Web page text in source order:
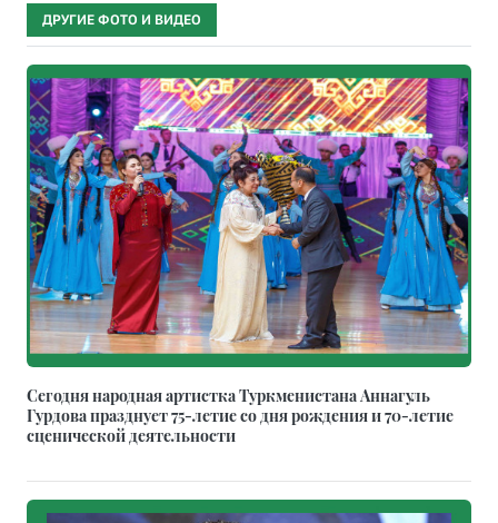
ДРУГИЕ ФОТО И ВИДЕО
Сегодня народная артистка Туркменистана Аннагуль
Гурдова празднует 75-летие со дня рождения и 70-летие
сценической деятельности